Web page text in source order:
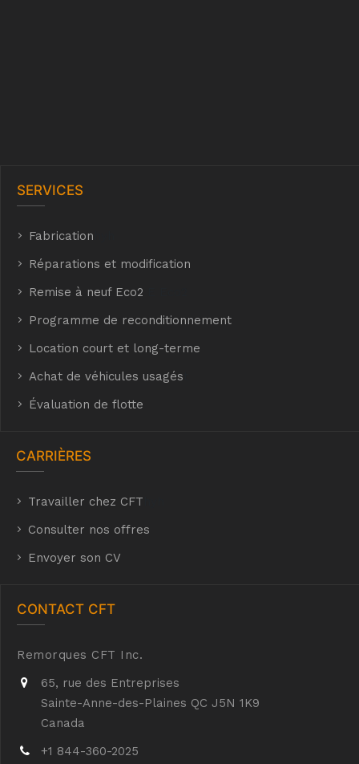
SERVICES
Fabrication
Réparations et modification
Remise à neuf Eco2
Programme de reconditionnement
Location court et long-terme
Achat de véhicules usagés
Évaluation de flotte
CARRIÈRES
Travailler chez CFT
Consulter nos offres
Envoyer son CV
CONTACT CFT
Remorques CFT Inc.
65, rue des Entreprises
Sainte-Anne-des-Plaines QC J5N 1K9
Canada
+1 844-360-2025